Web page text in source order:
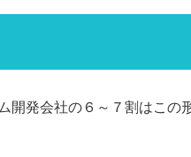
発会社の６～７割はこの